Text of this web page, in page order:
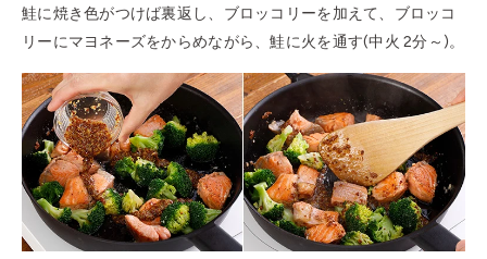
鮭に焼き色がつけば裏返し、ブロッコリーを加えて、ブロッコ
リーにマヨネーズをからめながら、鮭に火を通す(中火 2分～)。